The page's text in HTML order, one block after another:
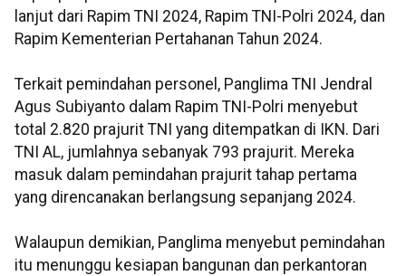
lanjut dari Rapim TNI 2024, Rapim TNI-Polri 2024, dan
Rapim Kementerian Pertahanan Tahun 2024.
Terkait pemindahan personel, Panglima TNI Jendral
Agus Subiyanto dalam Rapim TNI-Polri menyebut
total 2.820 prajurit TNI yang ditempatkan di IKN. Dari
TNI AL, jumlahnya sebanyak 793 prajurit. Mereka
masuk dalam pemindahan prajurit tahap pertama
yang direncanakan berlangsung sepanjang 2024.
Walaupun demikian, Panglima menyebut pemindahan
itu menunggu kesiapan bangunan dan perkantoran